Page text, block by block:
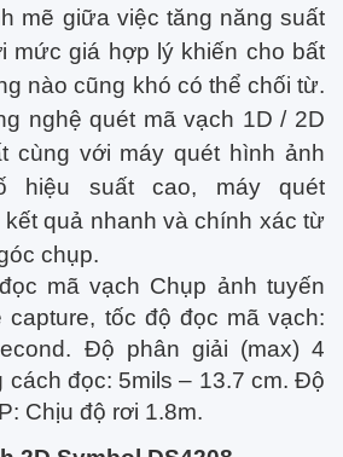
mẽ giữa việc tăng năng suất
mức giá hợp lý khiến cho bất
nào cũng khó có thể chối từ.
nghệ quét mã vạch 1D / 2D
cùng với máy quét hình ảnh
hiệu suất cao, máy quét
kết quả nhanh và chính xác từ
chụp.
mã vạch Chụp ảnh tuyến
capture, tốc độ đọc mã vạch:
Độ phân giải (max) 4
cách đọc: 5mils – 13.7 cm. Độ
Chịu độ rơi 1.8m.